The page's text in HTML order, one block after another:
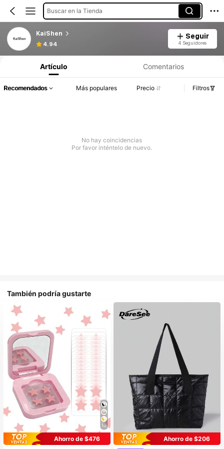
Buscar en la Tienda
KaiShen
4.94
Seguir
4 Seguidores
Artículo Comentarios
Recomendados Más populares Precio Filtros
No hay coincidencias
Por favor inténtelo de nuevo.
También podría gustarte
10
Ahorro de $476
Ahorro de $206
#1 Más vendidos
en Multicompartimento Bolsos De Mano Para Mujer